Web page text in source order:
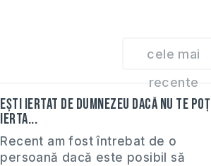
cele mai
recente
Ești iertat de Dumnezeu dacă nu te
ierta...
Recent am fost întrebat de o
persoană dacă este posibil să